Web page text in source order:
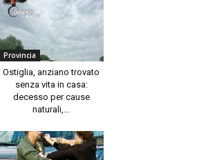
Provincia
Ostiglia, anziano trovato
senza vita in casa:
decesso per cause
naturali,...